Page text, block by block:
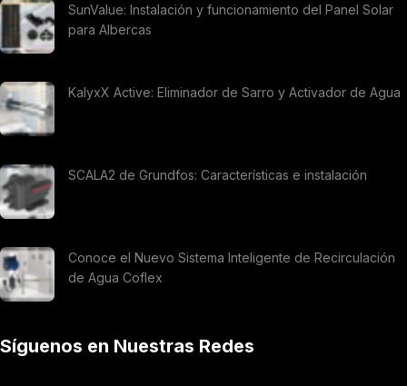
SunValue: Instalación y funcionamiento del Panel Solar
para Albercas
KalyxX Active: Eliminador de Sarro y Activador de Agua
SCALA2 de Grundfos: Características e instalación
Conoce el Nuevo Sistema Inteligente de Recirculación
de Agua Coflex
Síguenos en Nuestras Redes